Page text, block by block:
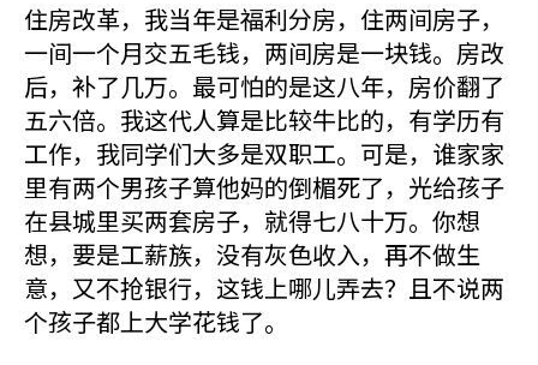
住房改革，我当年是福利分房，住两间房子，
一间一个月交五毛钱，两间房是一块钱。房改
后，补了几万。最可怕的是这八年，房价翻了
五六倍。我这代人算是比较牛比的，有学历有
工作，我同学们大多是双职工。可是，谁家家
里有两个男孩子算他妈的倒楣死了，光给孩子
在县城里买两套房子，就得七八十万。你想
想，要是工薪族，没有灰色收入，再不做生
意，又不抢银行，这钱上哪儿弄去？且不说两
个孩子都上大学花钱了。